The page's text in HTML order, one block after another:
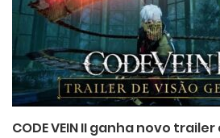
CODE VEIN II ganha novo